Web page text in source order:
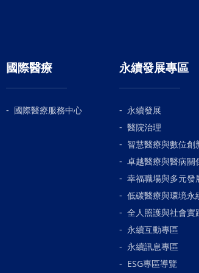
國際醫療
國際醫療服務中心
永續發展專區
永續發展
醫院治理
智慧醫療與數位創
卓越醫療與醫病關
幸福職場與多元發
低碳醫療與環境永
全人照護與社會實
永續互動專區
永續訊息專區
ESG專區導覽